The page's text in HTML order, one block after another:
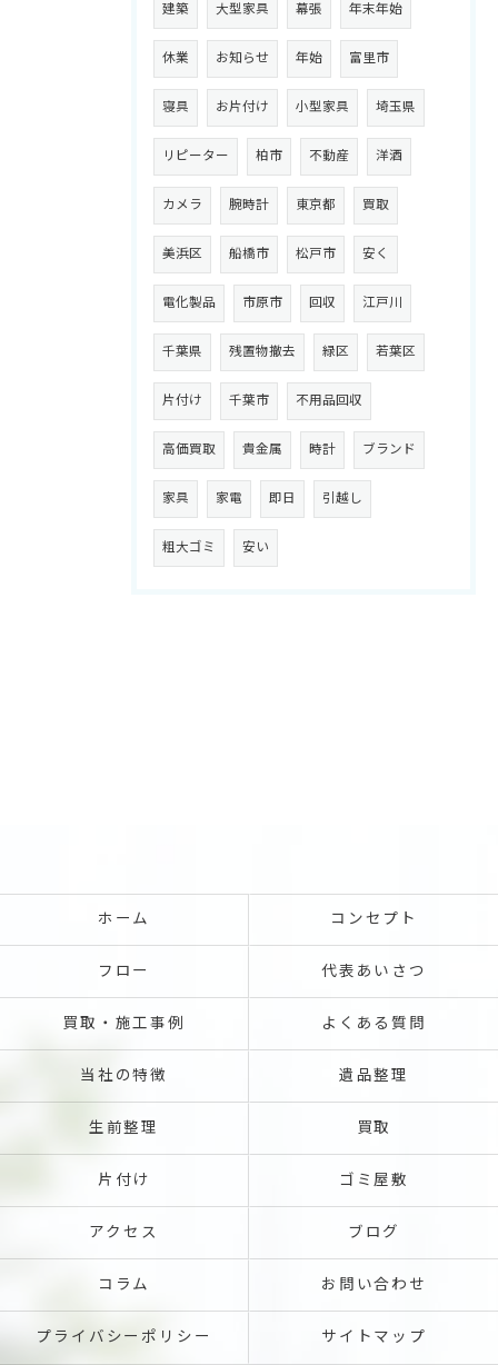
建築 大型家具 幕張 年末年始
休業 お知らせ 年始 富里市
寝具 お片付け 小型家具 埼玉県
リピーター 柏市 不動産 洋酒
カメラ 腕時計 東京都 買取
美浜区 船橋市 松戸市 安く
電化製品 市原市 回収 江戸川
千葉県 残置物撤去 緑区 若葉区
片付け 千葉市 不用品回収
高価買取 貴金属 時計 ブランド
家具 家電 即日 引越し
粗大ゴミ 安い
ホーム コンセプト
フロー 代表あいさつ
買取・施工事例 よくある質問
当社の特徴 遺品整理
生前整理 買取
片付け ゴミ屋敷
アクセス ブログ
コラム お問い合わせ
プライバシーポリシー サイトマップ